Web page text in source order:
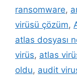
ransomware,
virüsü çözüm,
atlas dosyası
virüs, atlas
oldu, audit